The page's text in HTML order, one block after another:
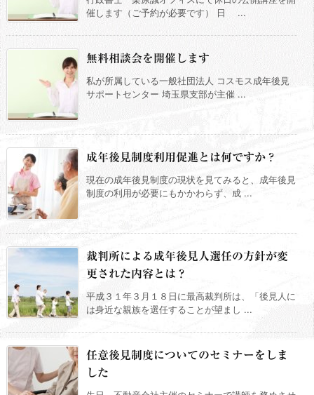
催します（ご予約が必要です） 日 ...
無料相談会を開催します
私が所属している一般社団法人 コスモス成年後見
サポートセンター 埼玉県支部が主催 ...
成年後見制度利用促進とは何ですか？
現在の成年後見制度の現状を見てみると、成年後見
制度の利用が必要にもかかわらず、成 ...
裁判所による成年後見人選任の方針が変
更された内容とは？
平成３１年３月１８日に最高裁判所は、「後見人に
は身近な親族を選任することが望まし ...
任意後見制度についてのセミナーをしま
した